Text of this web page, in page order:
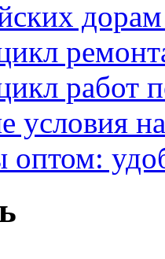
работ
условия
оптом: